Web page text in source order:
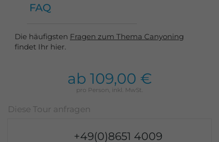
FAQ
Die häufigsten Fragen zum Thema Canyoning
findet Ihr hier.
ab 109,00 €
+49(0)8651 4009